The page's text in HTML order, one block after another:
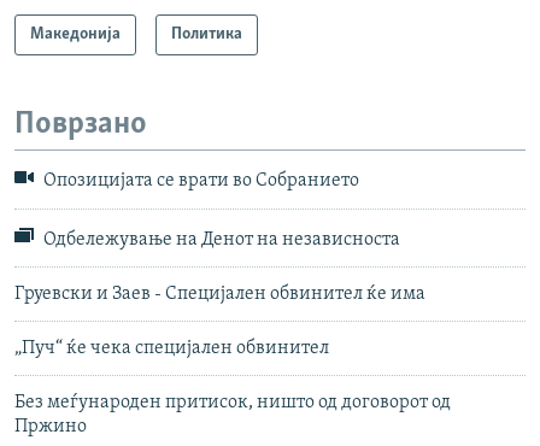
Македонија Политика
Поврзано
Опозицијата се врати во Собранието
Одбележување на Денот на независноста
Груевски и Заев - Специјален обвинител ќе има
„Пуч“ ќе чека специјален обвинител
Без меѓународен притисок, ништо од договорот од
Пржино